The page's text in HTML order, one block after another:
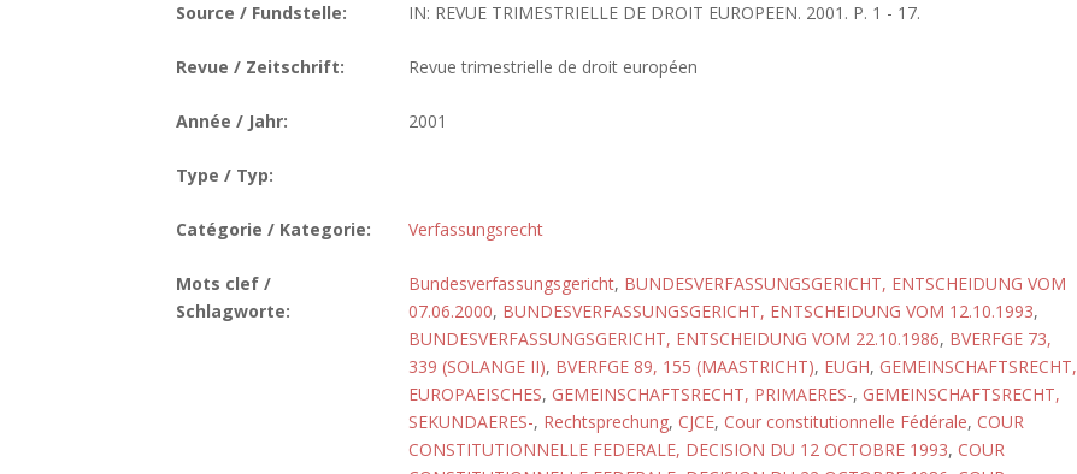
Source / Fundstelle: IN: REVUE TRIMESTRIELLE DE DROIT EUROPEEN. 2001. P. 1 - 17.
Revue / Zeitschrift: Revue trimestrielle de droit européen
Année / Jahr: 2001
Type / Typ:
Catégorie / Kategorie: Verfassungsrecht
Mots clef /
Schlagworte:
Bundesverfassungsgericht, BUNDESVERFASSUNGSGERICHT, ENTSCHEIDUNG VOM
07.06.2000, BUNDESVERFASSUNGSGERICHT, ENTSCHEIDUNG VOM 12.10.1993,
BUNDESVERFASSUNGSGERICHT, ENTSCHEIDUNG VOM 22.10.1986, BVERFGE 73,
339 (SOLANGE II), BVERFGE 89, 155 (MAASTRICHT), EUGH, GEMEINSCHAFTSRECHT,
EUROPAEISCHES, GEMEINSCHAFTSRECHT, PRIMAERES-, GEMEINSCHAFTSRECHT,
SEKUNDAERES-, Rechtsprechung, CJCE, Cour constitutionnelle Fédérale, COUR
CONSTITUTIONNELLE FEDERALE, DECISION DU 12 OCTOBRE 1993, COUR